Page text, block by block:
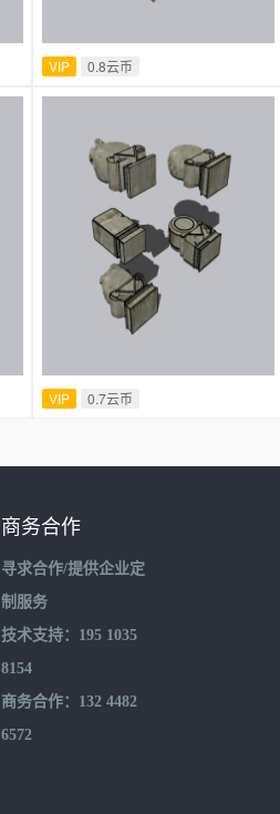
VIP 0.8云币
VIP 0.7云币
商务合作
寻求合作/提供企业定
制服务
技术支持：195 1035
8154
商务合作：132 4482
6572